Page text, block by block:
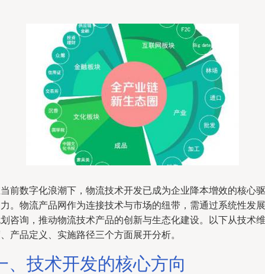
前数字化浪潮下，物流技术开发已成为企业降本增效的核心驱
。物流产品网作为连接技术与市场的纽带，需通过系统性发展
咨询，推动物流技术产品的创新与生态化建设。以下从技术维
产品定义、实施路径三个方面展开分析。
、技术开发的核心方向